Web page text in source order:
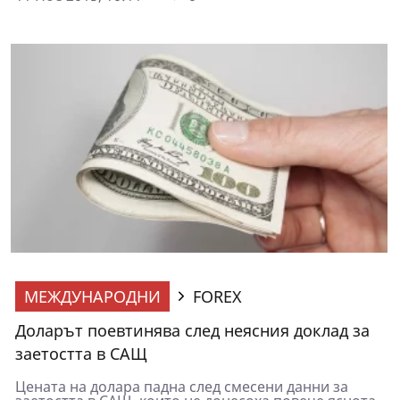
МЕЖДУНАРОДНИ
FOREX
Доларът поевтинява след неясния доклад за
заетостта в САЩ
Цената на долара падна след смесени данни за